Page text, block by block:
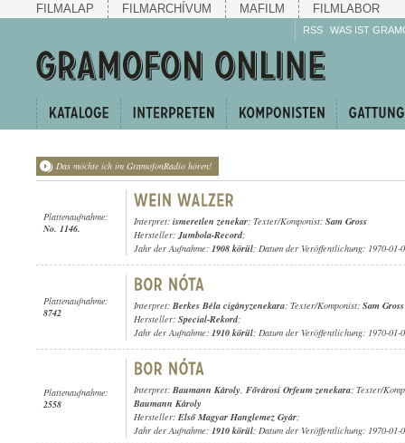
FILMALAP FILMARCHÍVUM MAFILM FILMLABOR
RSS WAS IST
Das möchte ich im GramofonRadio hören!
Plattenaufnahme:
No. 1146.
Interpret: ismeretlen zenekar; Texter/Komponist: Sam Gross
Hersteller:Jumbola-Record;
Jahr der Aufnahme: 1908 körül; Datum der Veröffentlichung: 1970-01-
Plattenaufnahme:
8742
Interpret: Berkes Béla cigányzenekara; Texter/Komponist: Sam Gross
Hersteller: Special-Rekord;
Jahr der Aufnahme: 1910 körül; Datum der Veröffentlichung: 1970-01-
Plattenaufnahme:
2558
Interpret: Baumann Károly, Fővárosi Orfeum zenekara; Texter/
Baumann Károly
Hersteller: Első Magyar Hanglemez Gyár;
Jahr der Aufnahme: 1910 körül; Datum der Veröffentlichung: 1970-01-